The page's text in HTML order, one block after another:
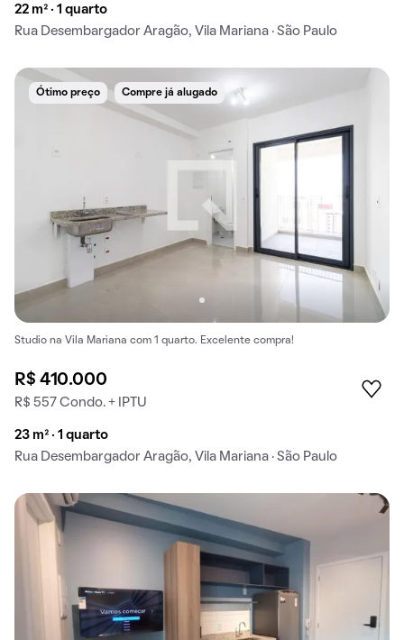
22 m² · 1 quarto
Rua Desembargador Aragão, Vila Mariana · São Paulo
Ótimo preço Compre já alugado
Studio na Vila Mariana com 1 quarto. Excelente compra!
R$ 410.000
R$ 557 Condo. + IPTU
23 m² · 1 quarto
Rua Desembargador Aragão, Vila Mariana · São Paulo